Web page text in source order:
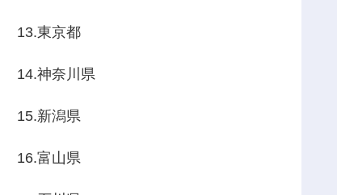
13.東京都
14.神奈川県
15.新潟県
16.富山県